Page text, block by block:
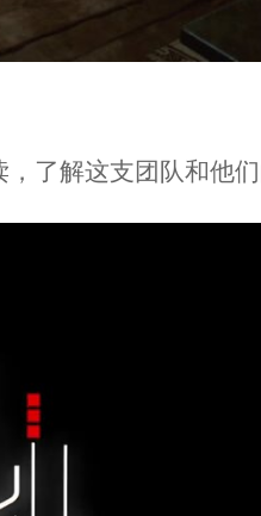
，了解这支团队和他